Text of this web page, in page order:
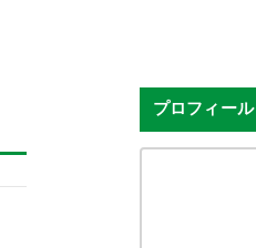
プロフィール